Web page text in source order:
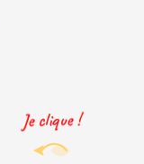
Je clique !